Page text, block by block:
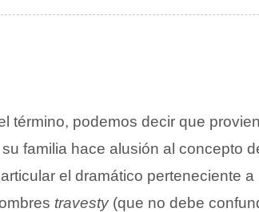
término, podemos decir que
familia hace alusión al concepto
el dramático perteneciente
travesty(que no debe